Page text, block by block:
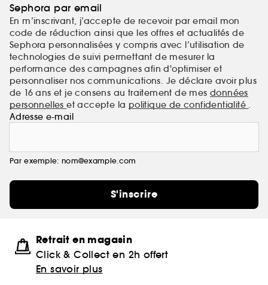
Sephora par email
En m’inscrivant, j’accepte de recevoir par email mon
code de réduction ainsi que les offres et actualités de
Sephora personnalisées y compris avec l’utilisation de
technologies de suivi permettant de mesurer la
performance des campagnes afin d'optimiser et
personnaliser nos communications. Je déclare avoir plus
de 16 ans et je consens au traitement de mes données
personnelleset accepte la politique de confidentialité .
Adresse e-mail
Par exemple: nom@example.com
S'inscrire
Retrait en magasin
Click & Collect en 2h offert
En savoir plus